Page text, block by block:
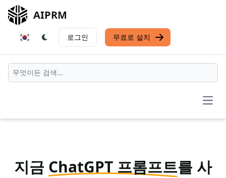
AIPRM
로그인 무료로 설치
지금 ChatGPT 프롬프트를 사